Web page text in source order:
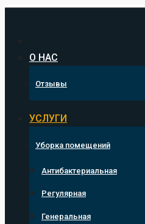
Перейти
О НАС
Отзывы
УСЛУГИ
Уборка помещений
Антибактериальная
Регулярная
Генеральная